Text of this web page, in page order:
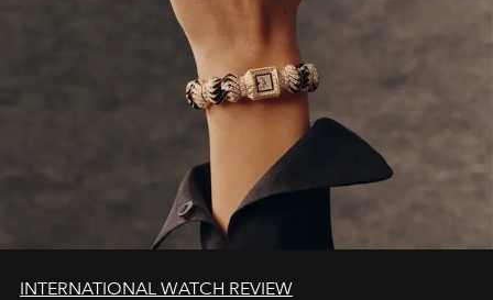
INTERNATIONAL WATCH REVIEW